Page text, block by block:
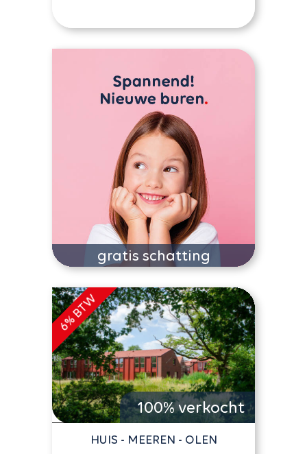
gratis schatting
100% verkocht
HUIS - MEEREN - OLEN